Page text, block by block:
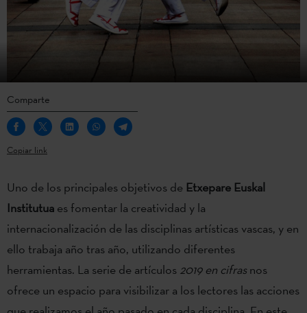
Comparte
Copiar link
Uno de los principales objetivos de Etxepare Euskal
Institutua es fomentar la creatividad y la
internacionalización de las disciplinas artísticas vascas, y en
ello trabaja año tras año, utilizando diferentes
herramientas. La serie de artículos 2019 en cifrasnos
ofrece un espacio para visibilizar a los lectores las acciones